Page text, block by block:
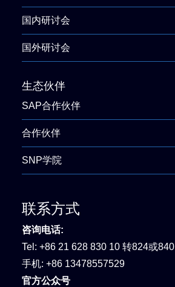
国内研讨会
国外研讨会
生态伙伴
SAP合作伙伴
合作伙伴
SNP学院
联系方式
咨询电话:
Tel: +86 21 628 830 10 转824或840
手机: +86 13478557529
官方公众号